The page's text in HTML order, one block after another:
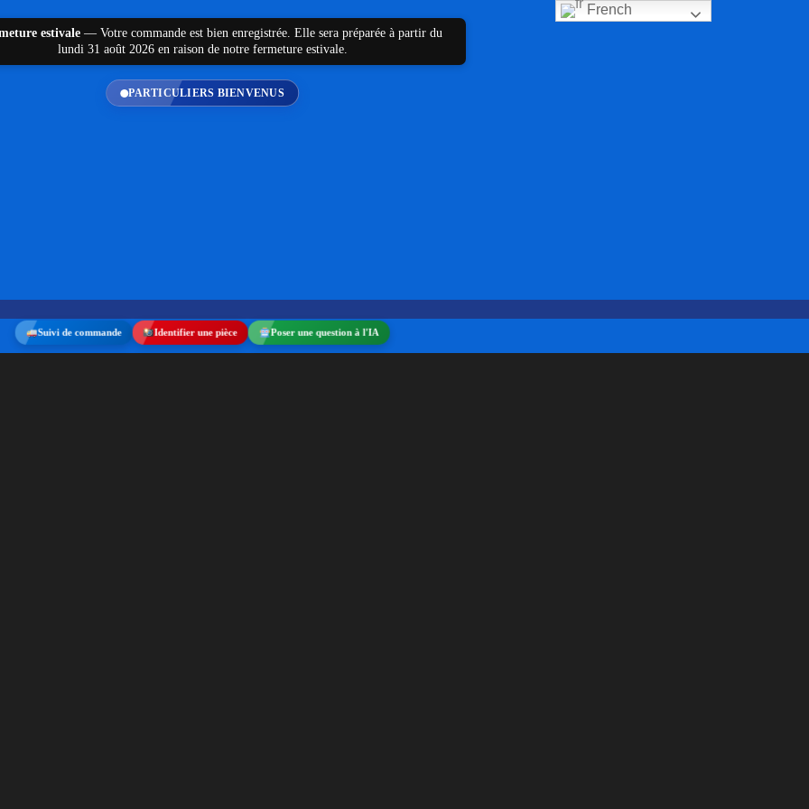
Suivi de commande Identifier une pièce Poser une question à l'IA
estivale —Votre commande est bien enregistrée. Elle sera préparée à partir du
lundi 31 août 2026 en raison de notre fermeture estivale.
noir/ Fourreau de gond en composite noir BURGAUD
noir BURGAUD
partir du lundi 31 août 2026 en
French
PARTICULIERS BIENVENUS